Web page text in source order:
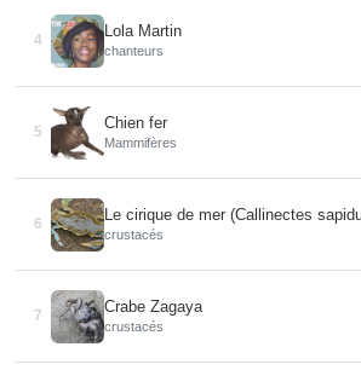
4
Lola Martin
chanteurs
5
Chien fer
Mammifères
6
Le cirique de mer (Callinectes
crustacés
7
Crabe Zagaya
crustacés